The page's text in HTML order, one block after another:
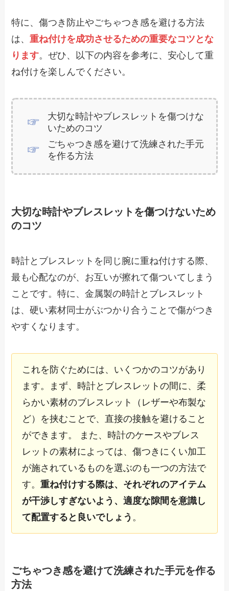
特に、傷つき防止やごちゃつき感を避ける方法
は、重ね付けを成功させるための重要なコツとな
ります。ぜひ、以下の内容を参考に、安心して重
ね付けを楽しんでください。
大切な時計やブレスレットを傷つけな
いためのコツ
ごちゃつき感を避けて洗練された手元
を作る方法
大切な時計やブレスレットを傷つけないため
のコツ
時計とブレスレットを同じ腕に重ね付けする際、
最も心配なのが、お互いが擦れて傷ついてしまう
ことです。特に、金属製の時計とブレスレット
は、硬い素材同士がぶつかり合うことで傷がつき
やすくなります。
これを防ぐためには、いくつかのコツがあり
ます。まず、時計とブレスレットの間に、柔
らかい素材のブレスレット（レザーや布製な
ど）を挟むことで、直接の接触を避けること
ができます。 また、時計のケースやブレス
レットの素材によっては、傷つきにくい加工
が施されているものを選ぶのも一つの方法で
す。重ね付けする際は、それぞれのアイテム
が干渉しすぎないよう、適度な隙間を意識し
て配置すると良いでしょう 。
ごちゃつき感を避けて洗練された手元を作る
方法